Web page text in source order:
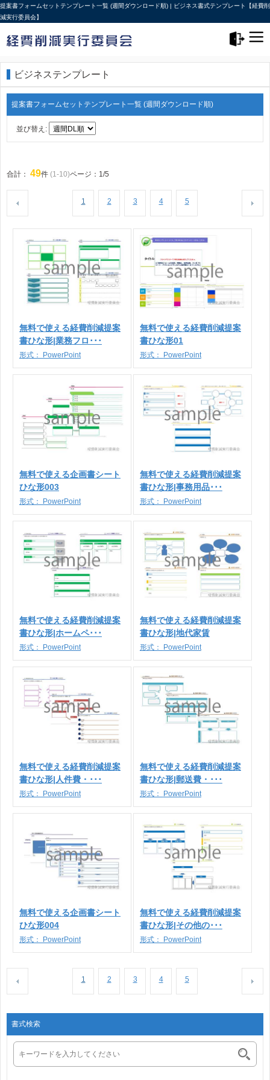
提案書フォームセットテンプレート一覧 (週間ダウンロード順) | ビジネス書式テンプレート【経費削
減実行委員会】
ビジネステンプレート
提案書フォームセットテンプレート一覧 (週間ダウンロード順)
並び替え:
合計： 49件 (1-10)ページ：1/5
1 2 3 4 5
無料で使える経費削減提案
書ひな形|業務フロ･･･
形式： PowerPoint
無料で使える経費削減提案
書ひな形01
形式： PowerPoint
無料で使える企画書シート
ひな形003
形式： PowerPoint
無料で使える経費削減提案
書ひな形|事務用品･･･
形式： PowerPoint
無料で使える経費削減提案
書ひな形|ホームペ･･･
形式： PowerPoint
無料で使える経費削減提案
書ひな形|地代家賃
形式： PowerPoint
無料で使える経費削減提案
書ひな形|人件費・･･･
形式： PowerPoint
無料で使える経費削減提案
書ひな形|郵送費・･･･
形式： PowerPoint
無料で使える企画書シート
ひな形004
形式： PowerPoint
無料で使える経費削減提案
書ひな形|その他の･･･
形式： PowerPoint
1 2 3 4 5
書式検索